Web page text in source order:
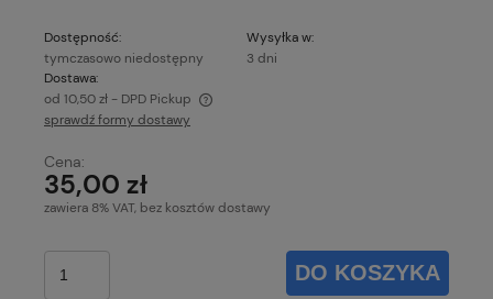
Dostępność:
tymczasowo niedostępny
Wysyłka w:
3 dni
Dostawa:
od 10,50 zł - DPD Pickup
Cena nie zawiera ewentualnych kosztów płatności
sprawdź formy dostawy
Cena:
35,00 zł
zawiera 8% VAT, bez kosztów dostawy
DO KOSZYKA